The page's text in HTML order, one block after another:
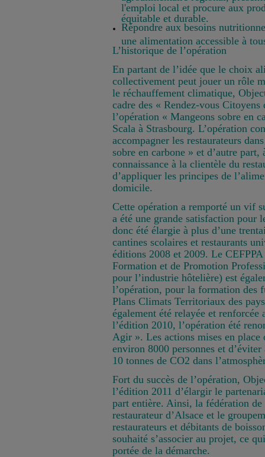
l'emploi local et procure aux
équitable et durable.
Répondre aux besoins
une alimentation accessible à
L’historique de l’opération
En partant de l’idée que le choix
collectivement peut jouer un rôle
le réchauffement climatique,
cadre des « Rendez-vous
l’opération « Mangeons sobre en
Scala à Strasbourg. L’opération
accompagner les restaurateurs
sobre en carbone » et d’autre part,
connaissance à la clientèle du
d’appliquer les principes de
domicile.
Cette opération a remporté un vif
a été une grande satisfaction pour
donc été élargie à plus d’une
cantines scolaires et restaurants
éditions 2008 et 2009. Le
Formation et de Promotion
pour l’industrie hôtelière) est
l’opération, pour la formation des
Plans Climats Territoriaux des
également été relayée et
l’édition 2010, l’opération été
Agir ». Les actions mises en place
environ 8000 personnes et
10 tonnes de CO2 dans
Fort du succès de l’opération,
l’édition 2011 d’élargir le
part entière. Ainsi, la fédération de
restaurateur d’Alsace et le
restaurateurs et débitants de
souhaité s’associer au projet, ce
portée de la démarche.